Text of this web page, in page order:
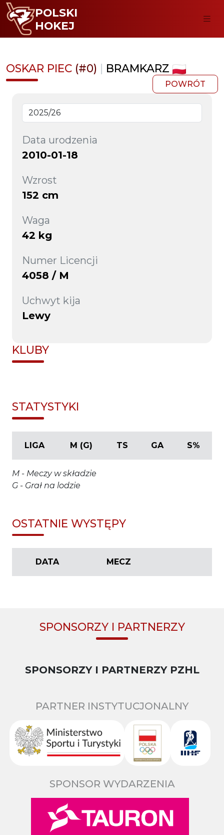
POLSKI
HOKEJ
OSKAR PIEC (#0) | BRAMKARZ
POWRÓT
Data urodzenia
2010-01-18
Wzrost
152 cm
Waga
42 kg
Numer Licencji
4058 / M
Uchwyt kija
Lewy
KLUBY
STATYSTYKI
LIGA M (G) TS GA S%
M - Meczy w składzie
G - Grał na lodzie
OSTATNIE WYSTĘPY
DATA MECZ
SPONSORZY I PARTNERZY
SPONSORZY I PARTNERZY PZHL
PARTNER INSTYTUCJONALNY
SPONSOR WYDARZENIA